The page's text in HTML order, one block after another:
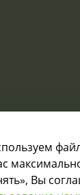
о
акциях:
Вы